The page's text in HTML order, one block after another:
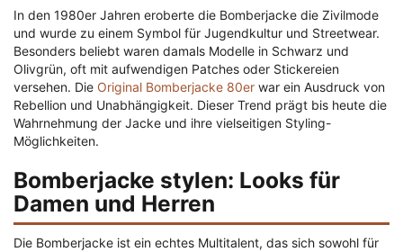
In den 1980er Jahren eroberte die Bomberjacke die Zivilmode
und wurde zu einem Symbol für Jugendkultur und Streetwear.
Besonders beliebt waren damals Modelle in Schwarz und
Olivgrün, oft mit aufwendigen Patches oder Stickereien
versehen. Die Original Bomberjacke 80er war ein Ausdruck von
Rebellion und Unabhängigkeit. Dieser Trend prägt bis heute die
Wahrnehmung der Jacke und ihre vielseitigen Styling-
Möglichkeiten.
Bomberjacke stylen: Looks für
Damen und Herren
Die Bomberjacke ist ein echtes Multitalent, das sich sowohl für